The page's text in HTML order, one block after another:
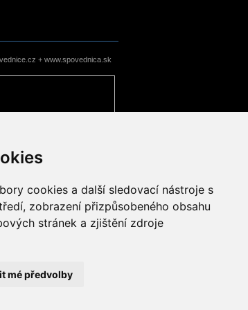
cookies a další sledovací nástroje s
zobrazení přizpůsobeného obsahu
stránek a zjištění zdroje
mé předvolby
+ www.spovednica.sk